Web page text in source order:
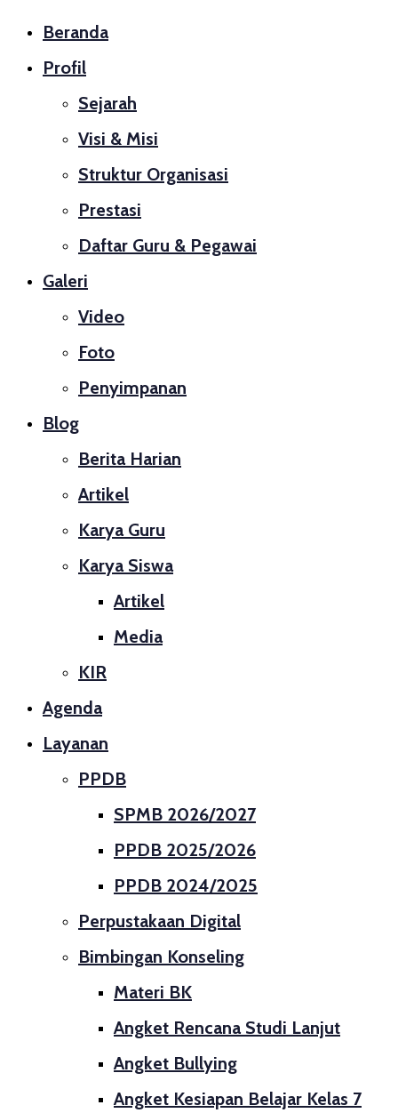
Beranda
Profil
Sejarah
Visi & Misi
Struktur Organisasi
Prestasi
Daftar Guru & Pegawai
Galeri
Video
Foto
Penyimpanan
Blog
Berita Harian
Artikel
Karya Guru
Karya Siswa
Artikel
Media
KIR
Agenda
Layanan
PPDB
SPMB 2026/2027
PPDB 2025/2026
PPDB 2024/2025
Perpustakaan Digital
Bimbingan Konseling
Materi BK
Angket Rencana Studi Lanjut
Angket Bullying
Angket Kesiapan Belajar Kelas 7